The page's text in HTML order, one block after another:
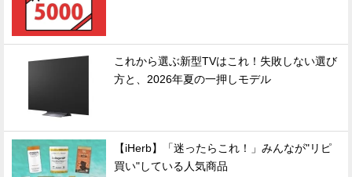
これから選ぶ新型TVはこれ！失敗しない選び
方と、2026年夏の一押しモデル
【iHerb】「迷ったらこれ！」みんなが"リピ
買い"している人気商品